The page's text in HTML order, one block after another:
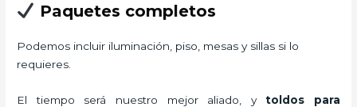
Paquetes completos
Podemos incluir iluminación, piso, mesas y sillas si lo
requieres.
El tiempo será nuestro mejor aliado, ytoldos para